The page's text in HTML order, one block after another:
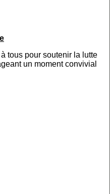
tous pour soutenir la lutte
un moment convivial